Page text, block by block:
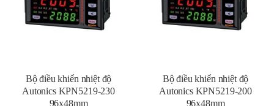
Bộ điều khiển nhiệt độ
Autonics KPN5219-230
96x48mm
Bộ điều khiển nhiệt độ
Autonics KPN5219-200
96x48mm